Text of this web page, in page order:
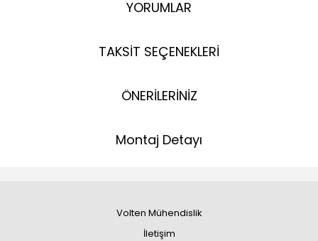
YORUMLAR
TAKSİT SEÇENEKLERİ
ÖNERİLERİNİZ
Montaj Detayı
Volten Mühendislik
İletişim